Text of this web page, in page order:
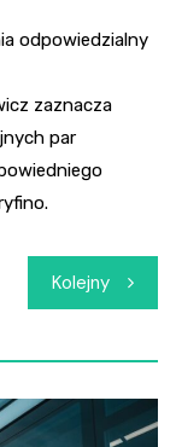
odpowiedzialny
zaznacza
par
Kolejny